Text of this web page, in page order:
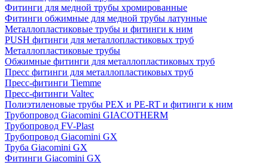
Фитинги для медной трубы хромированные
Фитинги обжимные для медной трубы латунные
Металлопластиковые трубы и фитинги к ним
PUSH фитинги для металлопластиковых труб
Металлопластиковые трубы
Обжимные фитинги для металлопластиковых труб
Пресс фитинги для металлопластиковых труб
Пресс-фитинги Tiemme
Пресс-фитинги Valtec
Полиэтиленовые трубы PEX и PE-RT и фитинги к ним
Трубопровод Giacomini GIACOTHERM
Трубопровод FV-Plast
Трубопровод Giacomini GX
Труба Giacomini GX
Фитинги Giacomini GX